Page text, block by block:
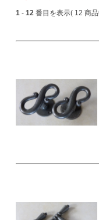
1 -12番目を表示( 12 商